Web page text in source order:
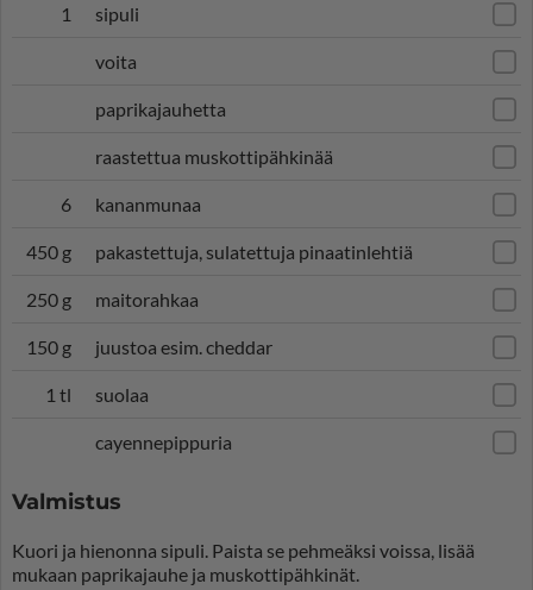
1 sipuli
voita
paprikajauhetta
raastettua muskottipähkinää
6 kananmunaa
450 g pakastettuja, sulatettuja pinaatinlehtiä
250 g maitorahkaa
150 g juustoa esim. cheddar
1 tl suolaa
cayennepippuria
Valmistus
Kuori ja hienonna sipuli. Paista se pehmeäksi voissa, lisää
mukaan paprikajauhe ja muskottipähkinät.